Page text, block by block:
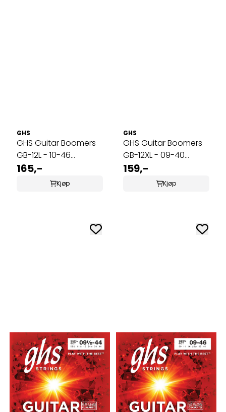
GHS
GHS Guitar Boomers
GB-12L - 10-46
Elgitarstrenger 12-
165,-
Kjøp
GHS
GHS Guitar Boomers
GB-12XL - 09-40
Elgitarstrenger 12-
159,-
Kjøp